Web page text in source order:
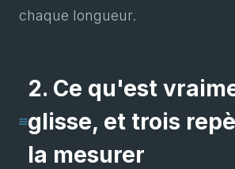
chaque longueur.
2. Ce qu'est
glisse, et trois
la mesurer